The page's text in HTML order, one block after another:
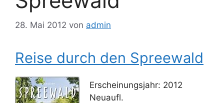
28. Mai 2012 von admin
Reise durch den Spreewald
Erscheinungsjahr: 2012
Neuaufl.